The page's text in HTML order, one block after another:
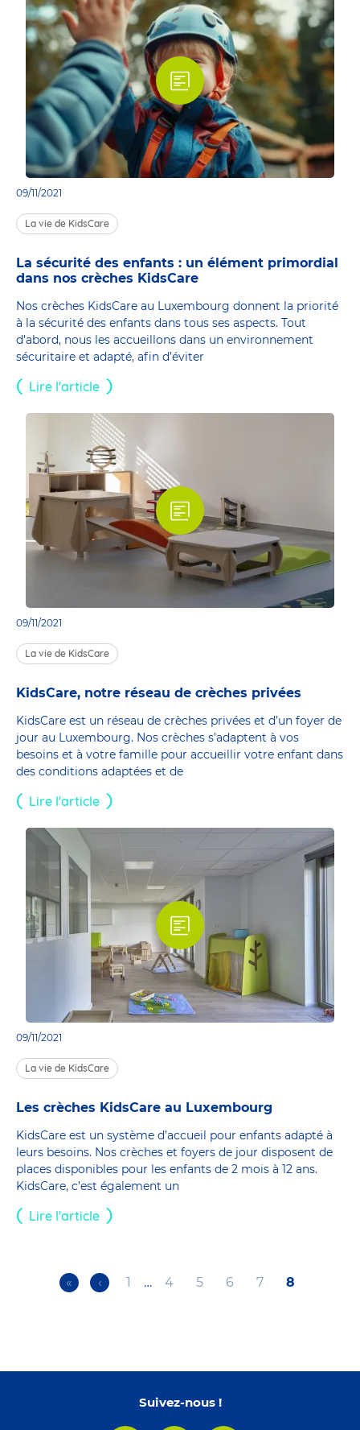
09/11/2021
La vie de KidsCare
La sécurité des enfants : un élément primordial
dans nos crèches KidsCare
Nos crèches KidsCare au Luxembourg donnent la priorité
à la sécurité des enfants dans tous ses aspects. Tout
d’abord, nous les accueillons dans un environnement
sécuritaire et adapté, afin d’éviter
Lire l'article
09/11/2021
La vie de KidsCare
KidsCare, notre réseau de crèches privées
KidsCare est un réseau de crèches privées et d’un foyer de
jour au Luxembourg. Nos crèches s’adaptent à vos
besoins et à votre famille pour accueillir votre enfant dans
des conditions adaptées et de
Lire l'article
09/11/2021
La vie de KidsCare
Les crèches KidsCare au Luxembourg
KidsCare est un système d’accueil pour enfants adapté à
leurs besoins. Nos crèches et foyers de jour disposent de
places disponibles pour les enfants de 2 mois à 12 ans.
KidsCare, c’est également un
Lire l'article
Pagination
First
«
Previous
‹ Page
1 … Page
4 Page
5 Page
6 Page
7
Current
8
Suivez-nous !